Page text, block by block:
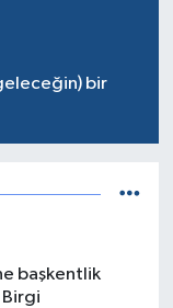
bir
başkentlik